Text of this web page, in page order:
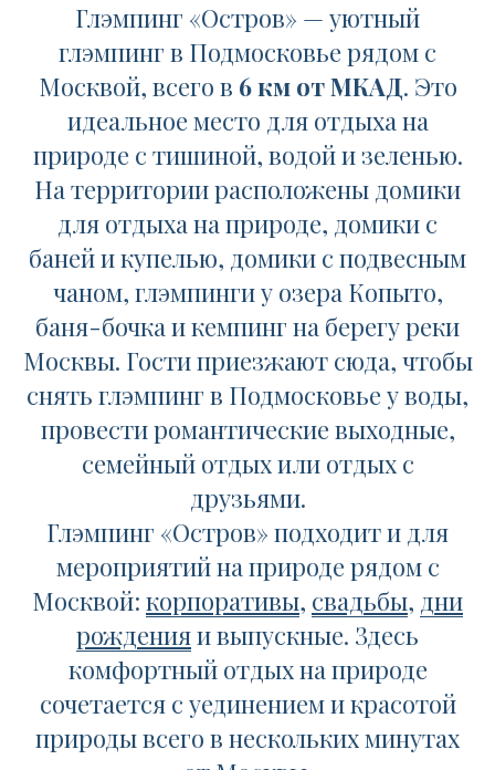
Глэмпинг «Остров» — уютный
глэмпинг в Подмосковье рядом с
Москвой, всего в 6 км от МКАД. Это
идеальное место для отдыха на
природе с тишиной, водой и зеленью.
На территории расположены домики
для отдыха на природе, домики с
баней икупелью, домики с подвесным
чаном, глэмпинги у озера Копыто,
баня-бочкаикемпинг на берегу реки
Москвы. Гости приезжают сюда, чтобы
снять глэмпинг в Подмосковье у воды,
провести романтические выходные,
семейный отдых или отдых с
друзьями.
Глэмпинг «Остров» подходит и для
мероприятий на природе рядом с
Москвой: корпоративы, свадьбы, дни
рожденияивыпускные. Здесь
комфортный отдых на природе
сочетается с уединением и красотой
природы всего в нескольких минутах